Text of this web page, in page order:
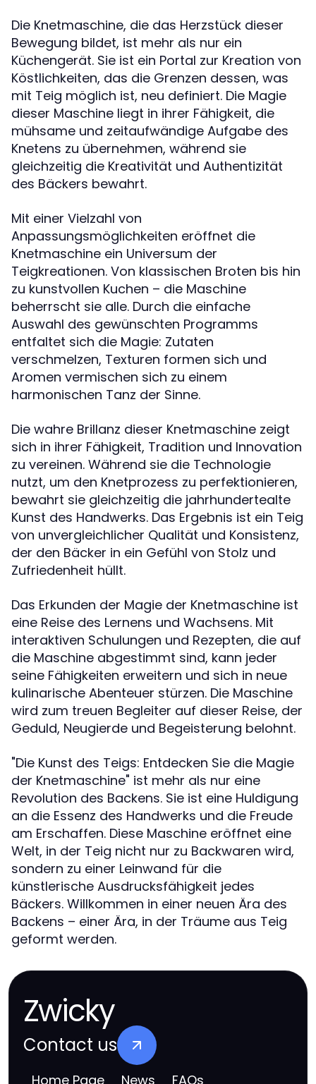
Die Knetmaschine, die das Herzstück dieser
Bewegung bildet, ist mehr als nur ein
Küchengerät. Sie ist ein Portal zur Kreation von
Köstlichkeiten, das die Grenzen dessen, was
mit Teig möglich ist, neu definiert. Die Magie
dieser Maschine liegt in ihrer Fähigkeit, die
mühsame und zeitaufwändige Aufgabe des
Knetens zu übernehmen, während sie
gleichzeitig die Kreativität und Authentizität
des Bäckers bewahrt.
Mit einer Vielzahl von
Anpassungsmöglichkeiten eröffnet die
Knetmaschine ein Universum der
Teigkreationen. Von klassischen Broten bis hin
zu kunstvollen Kuchen – die Maschine
beherrscht sie alle. Durch die einfache
Auswahl des gewünschten Programms
entfaltet sich die Magie: Zutaten
verschmelzen, Texturen formen sich und
Aromen vermischen sich zu einem
harmonischen Tanz der Sinne.
Die wahre Brillanz dieser Knetmaschine zeigt
sich in ihrer Fähigkeit, Tradition und Innovation
zu vereinen. Während sie die Technologie
nutzt, um den Knetprozess zu perfektionieren,
bewahrt sie gleichzeitig die jahrhundertealte
Kunst des Handwerks. Das Ergebnis ist ein Teig
von unvergleichlicher Qualität und Konsistenz,
der den Bäcker in ein Gefühl von Stolz und
Zufriedenheit hüllt.
Das Erkunden der Magie der Knetmaschine ist
eine Reise des Lernens und Wachsens. Mit
interaktiven Schulungen und Rezepten, die auf
die Maschine abgestimmt sind, kann jeder
seine Fähigkeiten erweitern und sich in neue
kulinarische Abenteuer stürzen. Die Maschine
wird zum treuen Begleiter auf dieser Reise, der
Geduld, Neugierde und Begeisterung belohnt.
"Die Kunst des Teigs: Entdecken Sie die Magie
der Knetmaschine" ist mehr als nur eine
Revolution des Backens. Sie ist eine Huldigung
an die Essenz des Handwerks und die Freude
am Erschaffen. Diese Maschine eröffnet eine
Welt, in der Teig nicht nur zu Backwaren wird,
sondern zu einer Leinwand für die
künstlerische Ausdrucksfähigkeit jedes
Bäckers. Willkommen in einer neuen Ära des
Backens – einer Ära, in der Träume aus Teig
geformt werden.
Zwicky
Contact us
Home Page News FAQs